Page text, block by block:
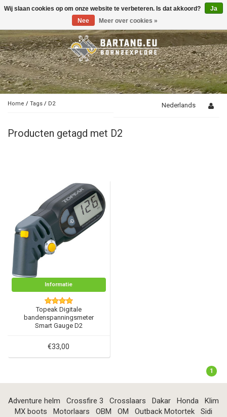
Toggle
Home / Tags / D2 Nederlands
Producten getagd met D2
Informatie
Topeak Digitale
bandenspanningsmeter
Smart Gauge D2
€33,00
1
Adventure helm Crossfire 3 Crosslaars Dakar Honda
Klim
MX boots
Motorlaars OBM OM Outback Motortek
Sidi
Wij slaan cookies op om onze website te verbeteren. Is dat akkoord?
Ja
Nee
Meer over cookies »